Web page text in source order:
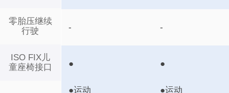
零胎压继续
行驶
ISO FIX儿
童座椅接口
- -
● ●
●运动
●运动